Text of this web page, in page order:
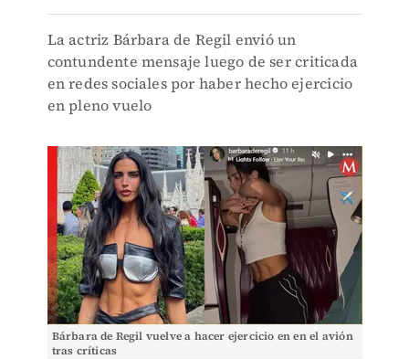
La actriz Bárbara de Regil envió un
contundente mensaje luego de ser criticada
en redes sociales por haber hecho ejercicio
en pleno vuelo
Bárbara de Regil vuelve a hacer ejercicio en en el avión
tras críticas